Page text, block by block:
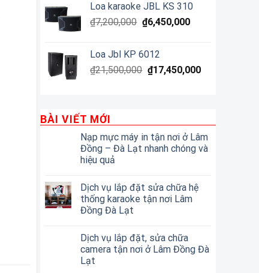
Loa karaoke JBL KS 310
₫7,200,000 ₫6,450,000
Loa Jbl KP 6012
₫21,500,000 ₫17,450,000
BÀI VIẾT MỚI
Nạp mực máy in tận nơi ở Lâm
Đồng – Đà Lạt nhanh chóng và
hiệu quả
Dịch vụ lắp đặt sửa chữa hệ
thống karaoke tận nơi Lâm
Đồng Đà Lạt
Dịch vụ lắp đặt, sửa chữa
camera tận nơi ở Lâm Đồng Đà
Lạt